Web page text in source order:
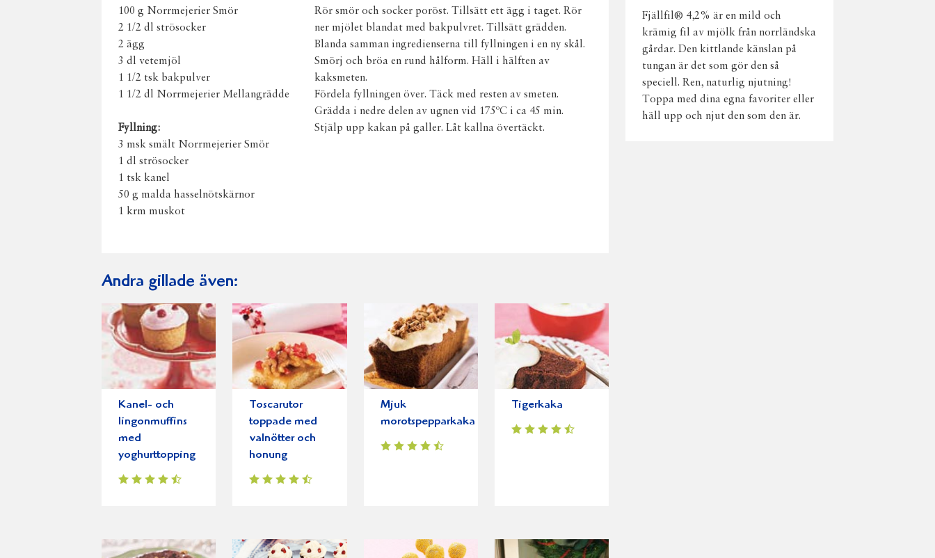
100 g Norrmejerier Smör
2 1/2 dl strösocker
2 ägg
3 dl vetemjöl
1 1/2 tsk bakpulver
1 1/2 dl Norrmejerier Mellangrädde
Fyllning:
3 msk smält Norrmejerier Smör
1 dl strösocker
1 tsk kanel
50 g malda hasselnötskärnor
1 krm muskot
Rör smör och socker poröst. Tillsätt ett ägg i taget. Rör
ner mjölet blandat med bakpulvret. Tillsätt grädden.
Blanda samman ingredienserna till fyllningen i en ny skål.
Smörj och bröa en rund hålform. Häll i hälften av
kaksmeten.
Fördela fyllningen över. Täck med resten av smeten.
Grädda i nedre delen av ugnen vid 175ºC i ca 45 min.
Stjälp upp kakan på galler. Låt kallna övertäckt.
Andra gillade även:
Kanel- och
lingonmuffins
med
yoghurttopping
Toscarutor
toppade med
valnötter och
honung
Mjuk
morotspepparkaka
Tigerkaka
Fjällfil® 4,2% är en mild och
krämig fil av mjölk från norrländska
gårdar. Den kittlande känslan på
tungan är det som gör den så
speciell. Ren, naturlig njutning!
Toppa med dina egna favoriter eller
häll upp och njut den som den är.